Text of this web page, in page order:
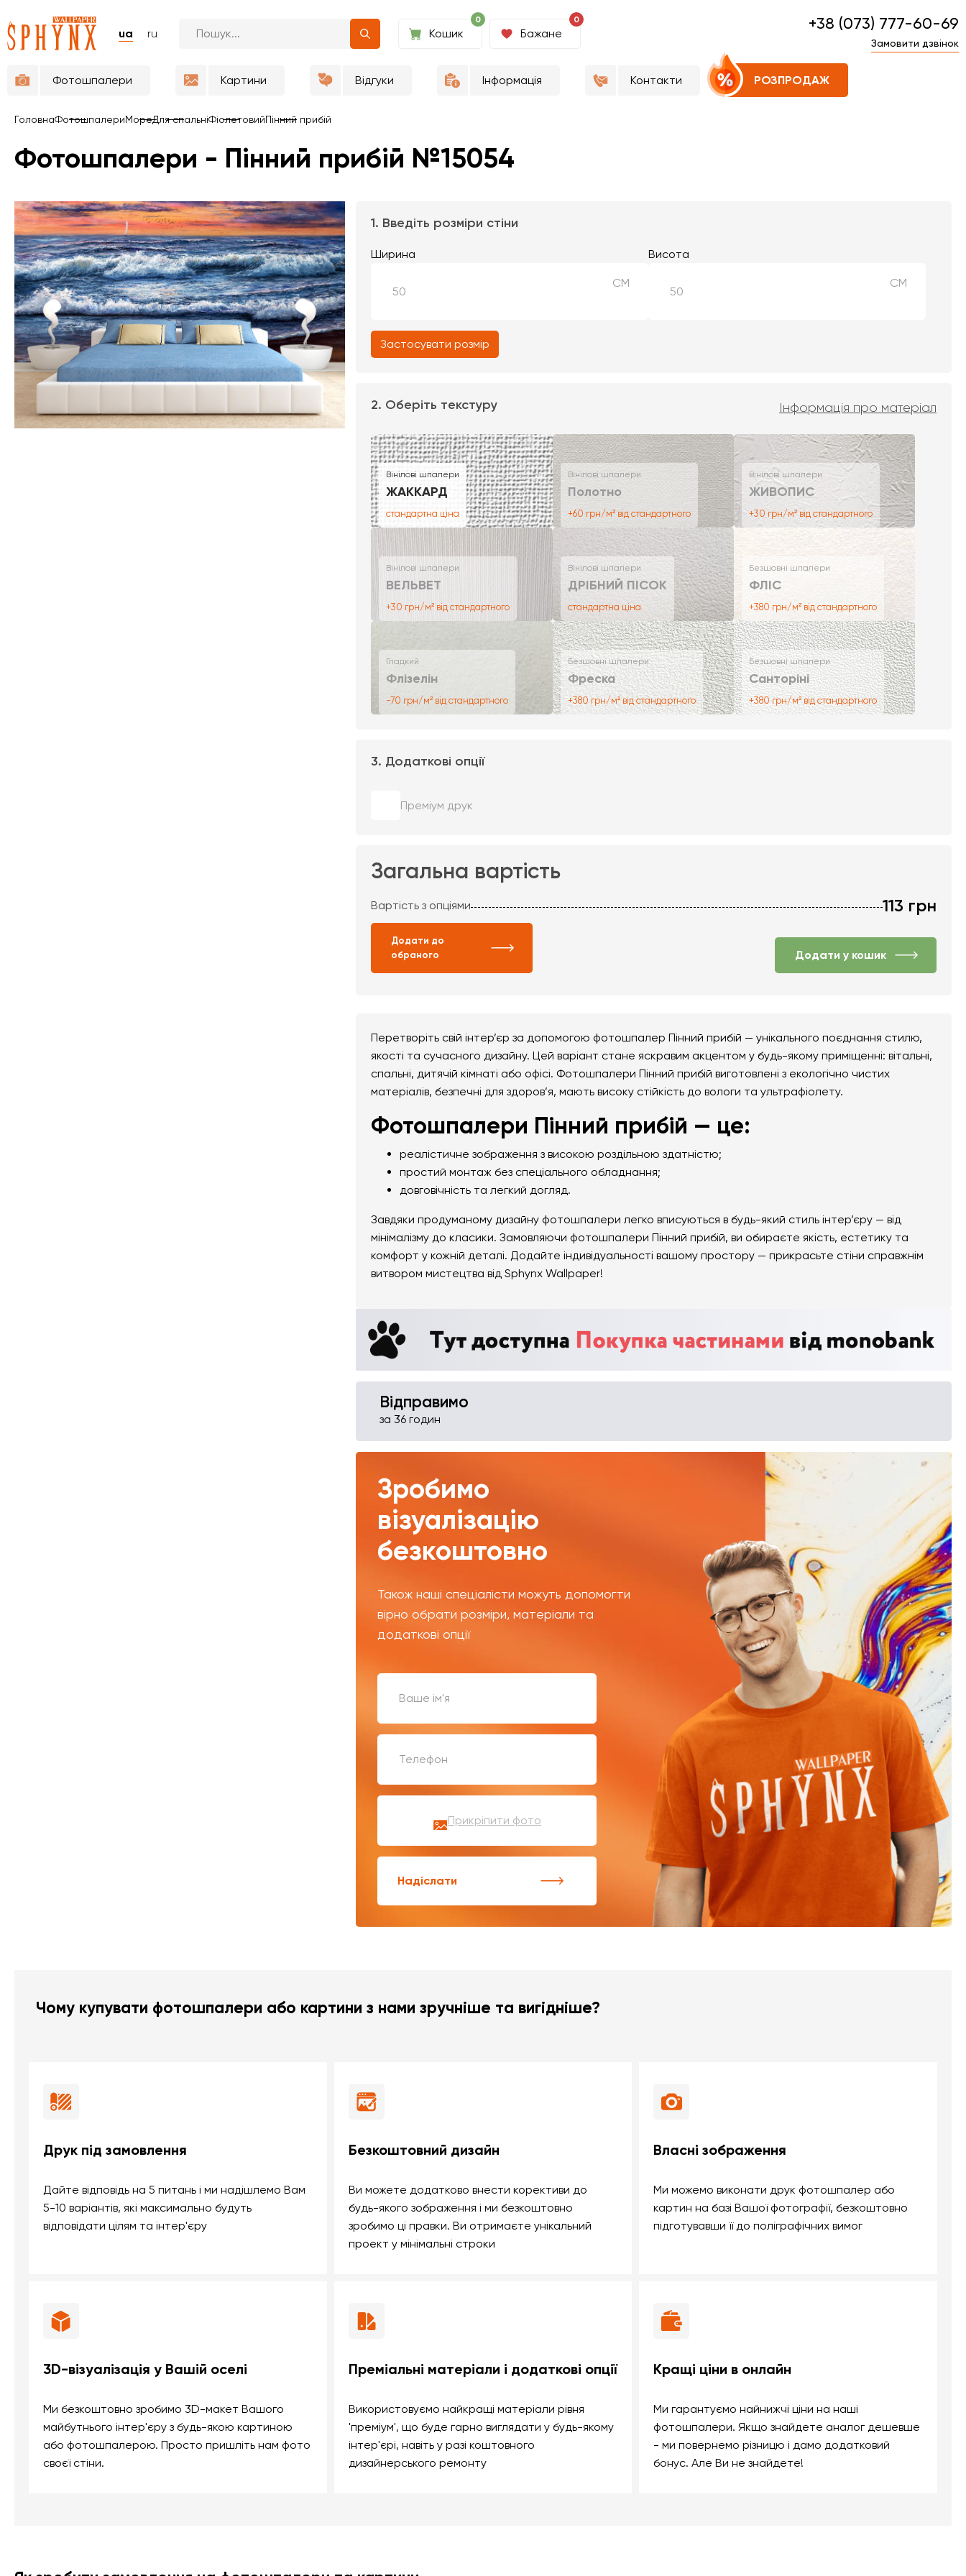
ua ru
0
Кошик
0
Бажане
+38 (073) 777-60-69
Замовити дзвінок
Фотошпалери Картини Відгуки Інформація Контакти РОЗПРОДАЖ
ГоловнаФотошпалериМореДля спальніФіолетовийПінний прибій
Фотошпалери - Пінний прибій №15054
1. Введіть розміри стіни
Ширина
СМ
Висота
СМ
Застосувати розмір
2. Оберіть текстуру Інформація про матеріал
Вінілові шпалери
ЖАККАРД
стандартна ціна
Вінілові шпалери
Полотно
+60 грн/м² від стандартного
Вінілові шпалери
ЖИВОПИС
+30 грн/м² від стандартного
Вінілові шпалери
ВЕЛЬВЕТ
+30 грн/м² від стандартного
Вінілові шпалери
ДРІБНИЙ ПІСОК
стандартна ціна
Безшовні шпалери
ФЛІС
+380 грн/м² від стандартного
Гладкий
Флізелін
-70 грн/м² від стандартного
Безшовні шпалери
Фреска
+380 грн/м² від стандартного
Безшовні шпалери
Санторіні
+380 грн/м² від стандартного
3. Додаткові опції
Преміум друк
Загальна вартість
Вартість з опціями 113 грн
Додати до
обраного
Додати у кошик
Перетворіть свій інтер’єр за допомогою фотошпалер Пінний прибій — унікального поєднання стилю,
якості та сучасного дизайну. Цей варіант стане яскравим акцентом у будь-якому приміщенні: вітальні,
спальні, дитячій кімнаті або офісі. Фотошпалери Пінний прибій виготовлені з екологічно чистих
матеріалів, безпечні для здоров’я, мають високу стійкість до вологи та ультрафіолету.
Фотошпалери Пінний прибій — це:
реалістичне зображення з високою роздільною здатністю;
простий монтаж без спеціального обладнання;
довговічність та легкий догляд.
Завдяки продуманому дизайну фотошпалери легко вписуються в будь-який стиль інтер’єру — від
мінімалізму до класики. Замовляючи фотошпалери Пінний прибій, ви обираєте якість, естетику та
комфорт у кожній деталі. Додайте індивідуальності вашому простору — прикрасьте стіни справжнім
витвором мистецтва від Sphynx Wallpaper!
Відправимо
за 36 годин
Зробимо
візуалізацію
безкоштовно
Також наші спеціалісти можуть допомогти
вірно обрати розміри, матеріали та
додаткові опції
Прикріпити фото
Надіслати
Чому купувати фотошпалери або картини з нами зручніше та вигідніше?
Друк під замовлення
Дайте відповідь на 5 питань і ми надішлемо Вам
5-10 варіантів, які максимально будуть
відповідати цілям та інтер'єру
Безкоштовний дизайн
Ви можете додатково внести корективи до
будь-якого зображення і ми безкоштовно
зробимо ці правки. Ви отримаєте унікальний
проект у мінімальні строки
Власні зображення
Ми можемо виконати друк фотошпалер або
картин на базі Вашої фотографії, безкоштовно
підготувавши її до поліграфічних вимог
3D-візуалізація у Вашій оселі
Ми безкоштовно зробимо 3D-макет Вашого
майбутнього інтер'єру з будь-якою картиною
або фотошпалерою. Просто пришліть нам фото
своєї стіни.
Преміальні матеріали і додаткові опції
Використовуємо найкращі матеріали рівня
'преміум', що буде гарно виглядати у будь-якому
інтер'єрі, навіть у разі коштовного
дизайнерського ремонту
Кращі ціни в онлайн
Ми гарантуємо найнижчі ціни на наші
фотошпалери. Якщо знайдете аналог дешевше
- ми повернемо різницю і дамо додатковий
бонус. Але Ви не знайдете!